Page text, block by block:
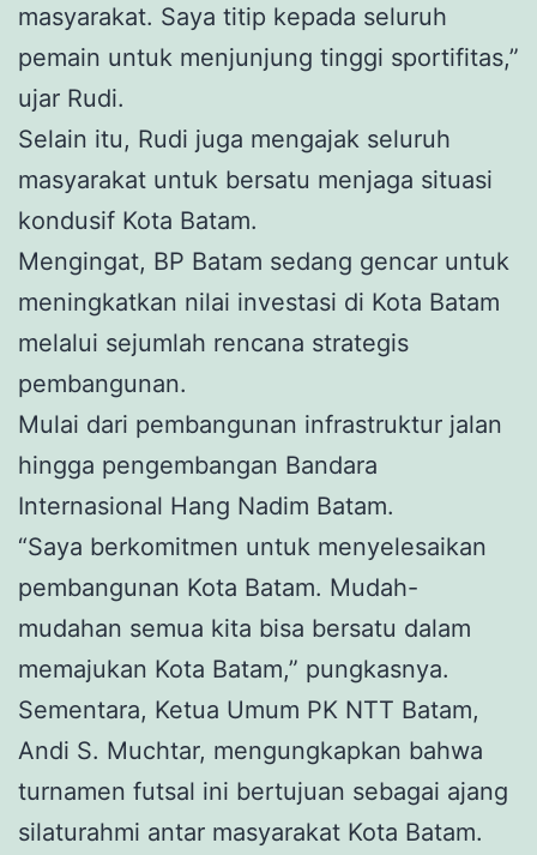
masyarakat. Saya titip kepada seluruh
pemain untuk menjunjung tinggi sportifitas,”
ujar Rudi.
Selain itu, Rudi juga mengajak seluruh
masyarakat untuk bersatu menjaga situasi
kondusif Kota Batam.
Mengingat, BP Batam sedang gencar untuk
meningkatkan nilai investasi di Kota Batam
melalui sejumlah rencana strategis
pembangunan.
Mulai dari pembangunan infrastruktur jalan
hingga pengembangan Bandara
Internasional Hang Nadim Batam.
“Saya berkomitmen untuk menyelesaikan
pembangunan Kota Batam. Mudah-
mudahan semua kita bisa bersatu dalam
memajukan Kota Batam,” pungkasnya.
Sementara, Ketua Umum PK NTT Batam,
Andi S. Muchtar, mengungkapkan bahwa
turnamen futsal ini bertujuan sebagai ajang
silaturahmi antar masyarakat Kota Batam.